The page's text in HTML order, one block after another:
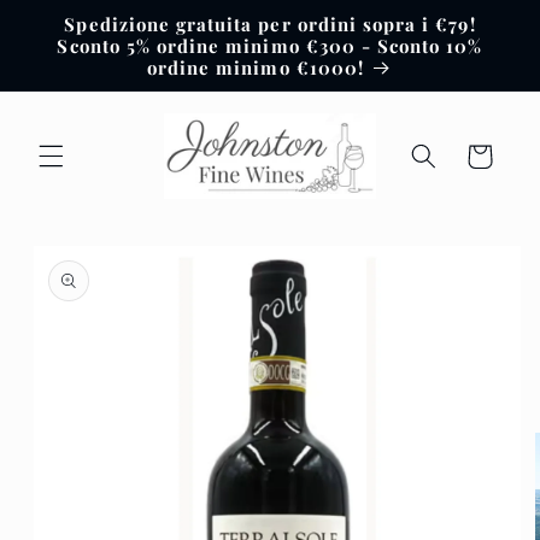
direttamente
ai contenuti
Spedizione gratuita per ordini sopra i €79!
Sconto 5% ordine minimo €300 - Sconto 10%
ordine minimo €1000!
Carrello
informazioni
sul prodotto